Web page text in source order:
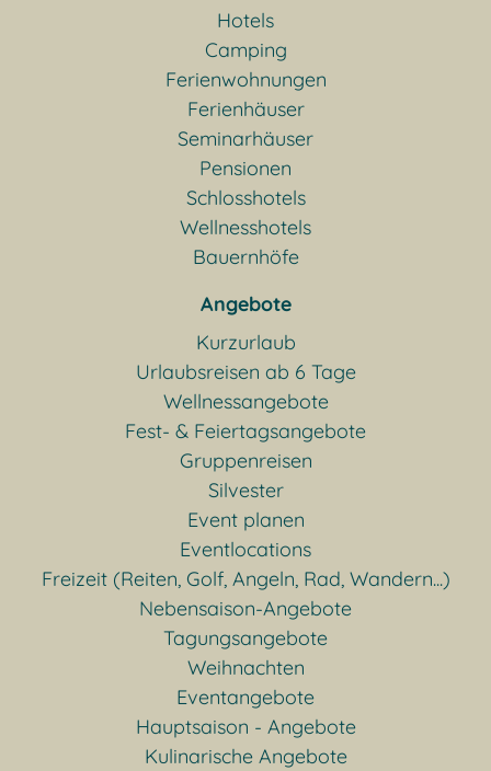
Hotels
Camping
Ferienwohnungen
Ferienhäuser
Seminarhäuser
Pensionen
Schlosshotels
Wellnesshotels
Bauernhöfe
Angebote
Kurzurlaub
Urlaubsreisen ab 6 Tage
Wellnessangebote
Fest- & Feiertagsangebote
Gruppenreisen
Silvester
Event planen
Eventlocations
Freizeit (Reiten, Golf, Angeln, Rad, Wandern...)
Nebensaison-Angebote
Tagungsangebote
Weihnachten
Eventangebote
Hauptsaison - Angebote
Kulinarische Angebote